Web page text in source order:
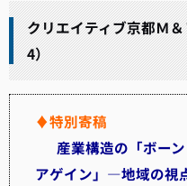
クリエイティブ京都Ｍ
4）
♦特別寄稿
産業構造の「ボーン
アゲイン」―地域の視